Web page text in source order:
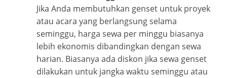
Jika Anda membutuhkan genset untuk proyek
atau acara yang berlangsung selama
seminggu, harga sewa per minggu biasanya
lebih ekonomis dibandingkan dengan sewa
harian. Biasanya ada diskon jika sewa genset
dilakukan untuk jangka waktu seminggu atau